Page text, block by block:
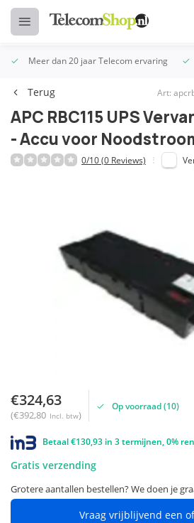
Meer dan 20 jaar Telecom ervaring
Terug Art:
APC RBC115 UPS
- Accu voor
0/10 (0 Reviews)
€324,63
(€392,80 Incl. btw)
Op voorraad (10)
Betaal €130,93 in 3 termijnen, 0%
Gratis verzending
Grotere aantallen bestellen? We doen je
Vraag vrijblijvend een